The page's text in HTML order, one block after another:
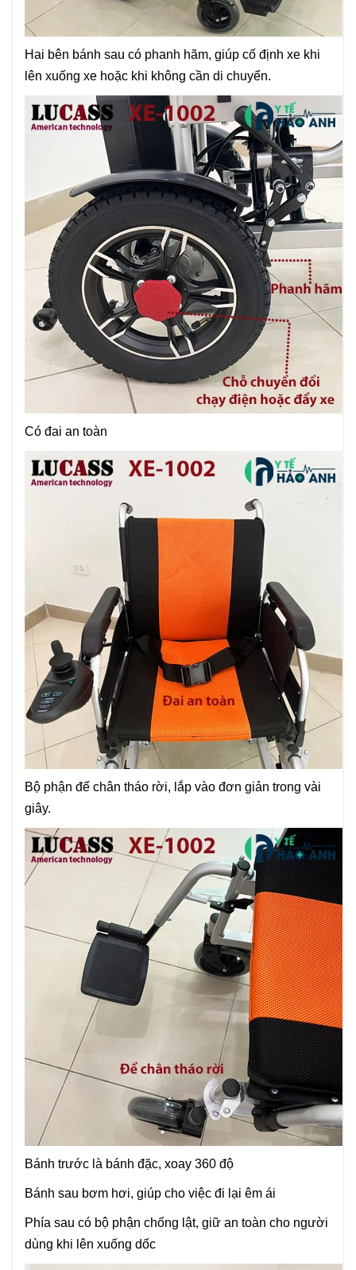
Hai bên bánh sau có phanh hãm, giúp cố định xe khi
lên xuống xe hoặc khi không cần di chuyển.
Có đai an toàn
Bộ phận để chân tháo rời, lắp vào đơn giản trong vài
giây.
Bánh trước là bánh đặc, xoay 360 độ
Bánh sau bơm hơi, giúp cho việc đi lại êm ái
Phía sau có bộ phận chống lật, giữ an toàn cho người
dùng khi lên xuống dốc